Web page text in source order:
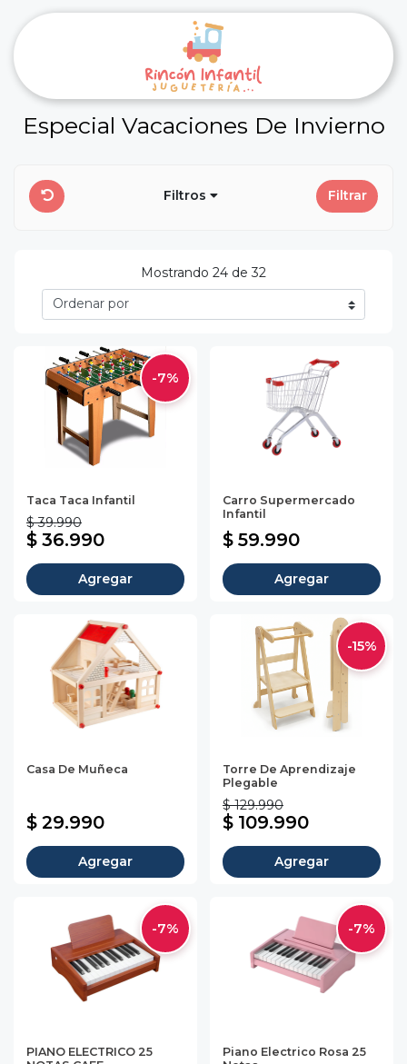
Especial Vacaciones De Invierno
Filtros Filtrar
Mostrando 24 de 32
-7%
Taca Taca Infantil
$ 39.990
$ 36.990
Agregar
Carro Supermercado
Infantil
$ 59.990
Agregar
Casa De Muñeca
$ 29.990
Agregar
-15%
Torre De Aprendizaje
Plegable
$ 129.990
$ 109.990
Agregar
-7%
PIANO ELECTRICO 25
-7%
Piano Electrico Rosa 25